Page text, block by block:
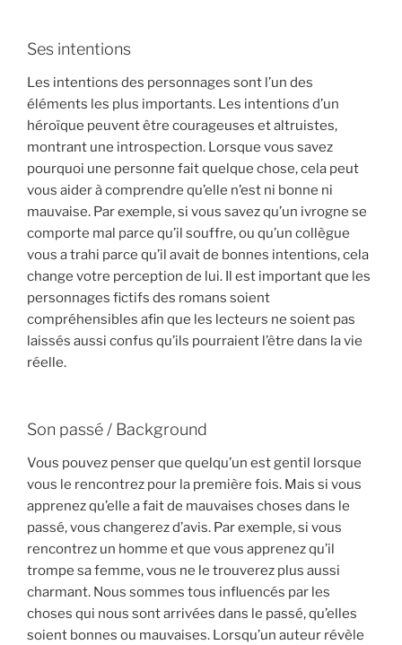
Ses intentions
Les intentions des personnages sont l’un des
éléments les plus importants. Les intentions d’un
héroïque peuvent être courageuses et altruistes,
montrant une introspection. Lorsque vous savez
pourquoi une personne fait quelque chose, cela peut
vous aider à comprendre qu’elle n’est ni bonne ni
mauvaise. Par exemple, si vous savez qu’un ivrogne se
comporte mal parce qu’il souffre, ou qu’un collègue
vous a trahi parce qu’il avait de bonnes intentions, cela
change votre perception de lui. Il est important que les
personnages fictifs des romans soient
compréhensibles afin que les lecteurs ne soient pas
laissés aussi confus qu’ils pourraient l’être dans la vie
réelle.
Son passé / Background
Vous pouvez penser que quelqu’un est gentil lorsque
vous le rencontrez pour la première fois. Mais si vous
apprenez qu’elle a fait de mauvaises choses dans le
passé, vous changerez d’avis. Par exemple, si vous
rencontrez un homme et que vous apprenez qu’il
trompe sa femme, vous ne le trouverez plus aussi
charmant. Nous sommes tous influencés par les
choses qui nous sont arrivées dans le passé, qu’elles
soient bonnes ou mauvaises. Lorsqu’un auteur révèle